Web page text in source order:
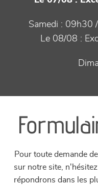
Samedi : 09h30
Le 08/08 :
Pour toute demande
sur notre site,
répondrons dans les